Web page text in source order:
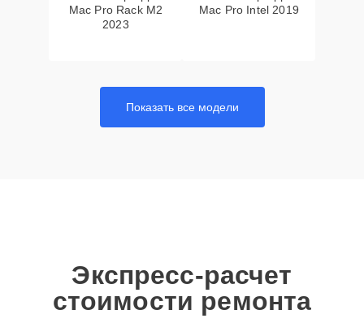
Mac Pro Rack M2
2023
Mac Pro Intel 2019
Показать все модели
Экспресс-расчет
стоимости ремонта